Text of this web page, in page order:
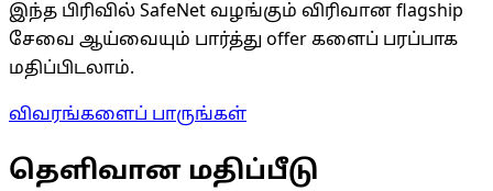
இந்த பிரிவில் SafeNet வழங்கும் விரிவான flagship
சேவை ஆய்வையும் பார்த்து offer களைப் பரப்பாக
மதிப்பிடலாம்.
விவரங்களைப் பாருங்கள்
தெளிவான மதிப்பீடு